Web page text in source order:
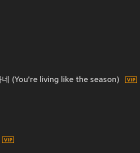
네 (You're living like the season)